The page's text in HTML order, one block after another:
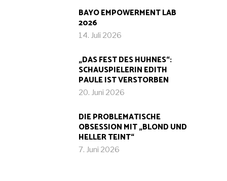
BAYO EMPOWERMENT LAB
2026
14. Juli 2026
„DAS FEST DES HUHNES“:
SCHAUSPIELERIN EDITH
PAULE IST VERSTORBEN
20. Juni 2026
DIE PROBLEMATISCHE
OBSESSION MIT „BLOND UND
HELLER TEINT“
7. Juni 2026